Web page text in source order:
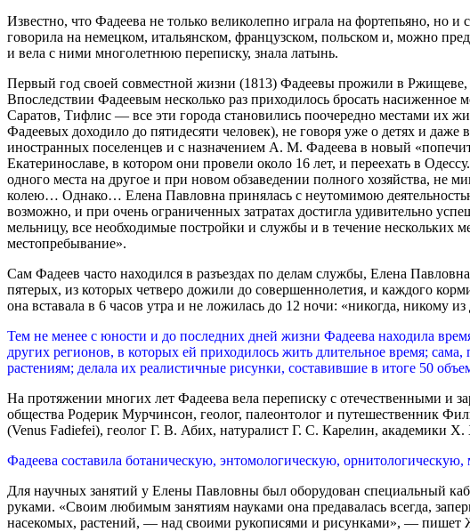
Известно, что Фадеева не только великолепно играла на фортепьяно, но
говорила на немецком, итальянском, французском, польском и, можно
и вела с ними многолетнюю переписку, знала латынь.
Первый год своей совместной жизни (1813) Фадеевы прожили в
Впоследствии Фадеевым несколько раз приходилось бросать
Саратов, Тифлис — все эти города становились поочередно местами их
Фадеевых доходило до пятидесяти человек), не говоря уже о детях и
иностранных поселенцев и с назначением А. М. Фадеева в новый
Екатеринославе, в котором они провели около 16 лет, и переехать в
одного места на другое и при новом обзаведении полного хозяйства,
колею… Однако… Елена Павловна принялась с неутомимою
возможно, и при очень ограниченных затратах достигла удивительно
мельницу, все необходимые постройки и службы и в течение нескольких
местопребывание».
Сам Фадеев часто находился в разъездах по делам службы, Елена
пятерых, из которых четверо дожили до совершеннолетия, и каждого
она вставала в 6 часов утра и не ложилась до 12 ночи: «никогда, никому
Тем не менее с юности и до последних дней жизни Фадеева находила
других регионов, в которых ей приходилось жить длительное время;
растениям; делала их реалистичные рисунки, составившие в итоге 50
На протяжении многих лет Фадеева вела переписку с отечественными и
общества Родерик Мурчинсон, геолог, палеонтолог и путешественник
(Venus Fadiefei), геолог Г. В. Абих, натуралист Г. С. Карелин, академики
Фадеева составила ботаническую, энтомологическую,
Для научных занятий у Елены Павловны был оборудован специальный
руками. «Своим любимым занятиям науками она предавалась всегда,
насекомых, растений, — над своими рукописями и рисунками», — пишет